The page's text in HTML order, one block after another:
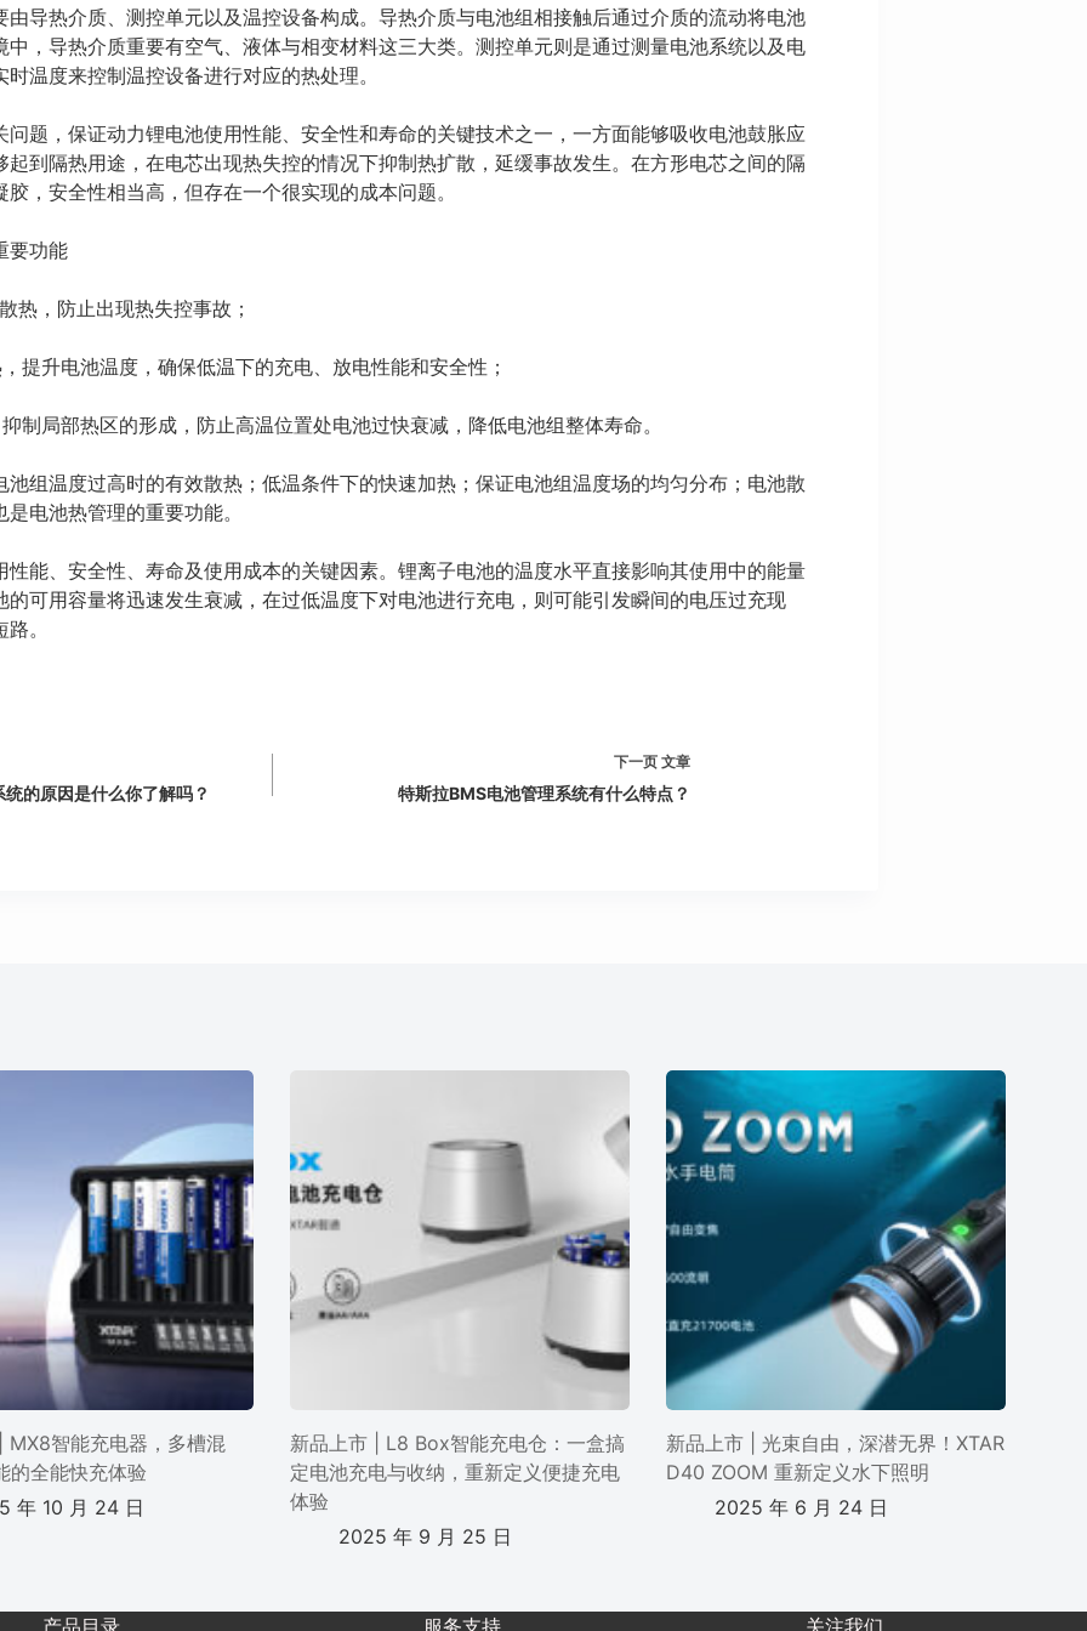
导热介质、测控单元以及温控设备构成。导热介质与电池组相接触后通过介质的流动将电池
，导热介质重要有空气、液体与相变材料这三大类。测控单元则是通过测量电池系统以及电
温度来控制温控设备进行对应的热处理。
题，保证动力锂电池使用性能、安全性和寿命的关键技术之一，一方面能够吸收电池鼓胀应
到隔热用途，在电芯出现热失控的情况下抑制热扩散，延缓事故发生。在方形电芯之间的隔
，安全性相当高，但存在一个很实现的成本问题。
要功能
热，防止出现热失控事故；
提升电池温度，确保低温下的充电、放电性能和安全性；
制局部热区的形成，防止高温位置处电池过快衰减，降低电池组整体寿命。
组温度过高时的有效散热；低温条件下的快速加热；保证电池组温度场的均匀分布；电池散
电池热管理的重要功能。
能、安全性、寿命及使用成本的关键因素。锂离子电池的温度水平直接影响其使用中的能量
可用容量将迅速发生衰减，在过低温度下对电池进行充电，则可能引发瞬间的电压过充现
。
的原因是什么你了解吗？
下一页 文章
特斯拉BMS电池管理系统有什么特点？
MX8智能充电器，多槽混
的全能快充体验
年 10 月 24 日
新品上市 | L8 Box智能充电仓：一盒搞
定电池充电与收纳，重新定义便捷充电
体验
2025 年 9 月 25 日
新品上市 | 光束自由，深潜无界！XTAR
D40 ZOOM 重新定义水下照明
2025 年 6 月 24 日